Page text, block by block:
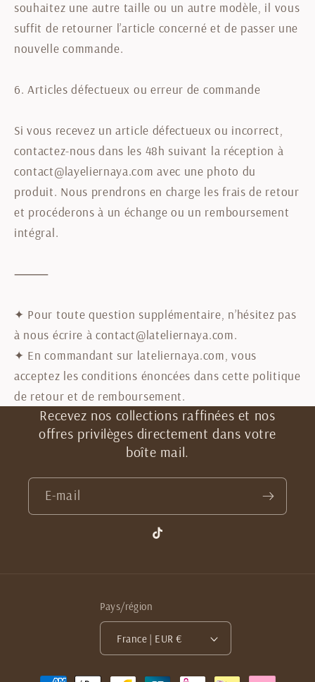
souhaitez une autre taille ou un autre modèle, il vous
suffit de retourner l’article concerné et de passer une
nouvelle commande.
6. Articles défectueux ou erreur de commande
Si vous recevez un article défectueux ou incorrect,
contactez-nous dans les 48h suivant la réception à
contact@layeliernaya.com avec une photo du
produit. Nous prendrons en charge les frais de retour
et procéderons à un échange ou un remboursement
intégral.
⸻
✦ Pour toute question supplémentaire, n’hésitez pas
à nous écrire à contact@lateliernaya.com.
✦ En commandant sur lateliernaya.com, vous
acceptez les conditions énoncées dans cette politique
de retour et de remboursement.
Recevez nos collections raffinées et nos
offres privilèges directement dans votre
boîte mail.
E-mail
TikTok
Pays/région
France | EUR €
Moyens